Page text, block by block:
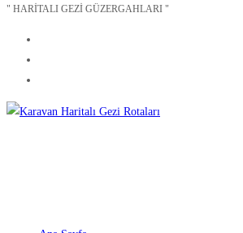
" HARİTALI GEZİ GÜZERGAHLARI "